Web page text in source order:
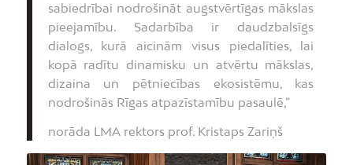
sabiedrībai nodrošināt augstvērtīgas mākslas
pieejamību. Sadarbība ir daudzbalsīgs
dialogs, kurā aicinām visus piedalīties, lai
kopā radītu dinamisku un atvērtu mākslas,
dizaina un pētniecības ekosistēmu, kas
nodrošinās Rīgas atpazīstamību pasaulē,”
norāda LMA rektors prof. Kristaps Zariņš